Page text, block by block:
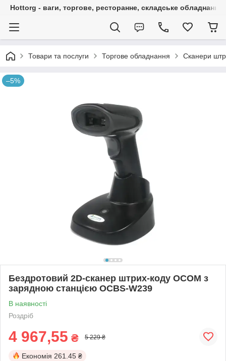
Hottorg - ваги, торгове, ресторанне, складське обладнання
Товари та послуги Торгове обладнання Сканери
–5%
Бездротовий 2D-сканер штрих-коду OCOM з
зарядною станцією OCBS-W239
В наявності
Роздріб
4 967,55 ₴ 5 229 ₴
Економія 261.45 ₴